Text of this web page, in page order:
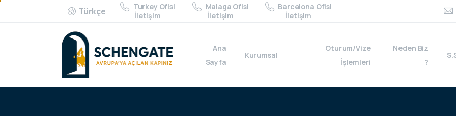
Türkçe
Turkey Ofisi
İletişim
Malaga Ofisi
İletişim
Barcelona Ofisi
İletişim
Ana
Sayfa
Kurumsal
Oturum/Vize
İşlemleri
Neden Biz
?